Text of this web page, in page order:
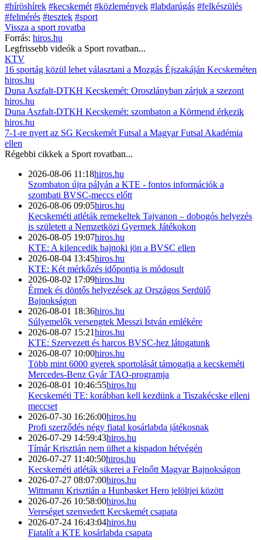
#híröshírek #kecskemét #közlemények #labdarúgás #felkészülés
#felmérés #tesztek #sport
Vissza a sport rovatba
Forrás: hiros.hu
Legfrissebb videók a Sport rovatban...
KTV
16 sportág közül lehet választani a Mozgás Éjszakáján Kecskeméten
hiros.hu
Duna Aszfalt-DTKH Kecskemét: Oroszlányban zárjuk a szezont
hiros.hu
Duna Aszfalt-DTKH Kecskemét: szombaton a Körmend érkezik
hiros.hu
7-1-re nyert az SG Kecskemét Futsal a Magyar Futsal Akadémia
ellen
Régebbi cikkek a Sport rovatban...
2026-08-06 11:18hiros.hu
Szombaton újra pályán a KTE - fontos információk a
szombati BVSC-meccs előtt
2026-08-06 09:05hiros.hu
Kecskeméti atléták remekeltek Tajvanon – dobogós helyezés
is született a Nemzetközi Gyermek Játékokon
2026-08-05 19:07hiros.hu
KTE: A kilencedik bajnoki jön a BVSC ellen
2026-08-04 13:45hiros.hu
KTE: Két mérkőzés időpontja is módosult
2026-08-02 17:09hiros.hu
Érmek és döntős helyezések az Országos Serdülő
Bajnokságon
2026-08-01 18:36hiros.hu
Súlyemelők versengtek Messzi István emlékére
2026-08-07 15:21hiros.hu
KTE: Szervezett és harcos BVSC-hez látogatunk
2026-08-07 10:00hiros.hu
Több mint 6000 gyerek sportolását támogatja a kecskeméti
Mercedes-Benz Gyár TAO-programja
2026-08-01 10:46:55hiros.hu
Kecskeméti TE: korábban kell kezdünk a Tiszakécske elleni
meccset
2026-07-30 16:26:00hiros.hu
Profi szerződés négy fiatal kosárlabda játékosnak
2026-07-29 14:59:43hiros.hu
Tímár Krisztián nem ülhet a kispadon hétvégén
2026-07-27 11:40:50hiros.hu
Kecskeméti atléták sikerei a Felnőtt Magyar Bajnokságon
2026-07-27 08:07:00hiros.hu
Wittmann Krisztián a Hunbasket Hero jelöltjei között
2026-07-26 10:58:00hiros.hu
Vereséget szenvedett Kecskemét csapata
2026-07-24 16:43:04hiros.hu
Fiatalít a KTE kosárlabda csapata